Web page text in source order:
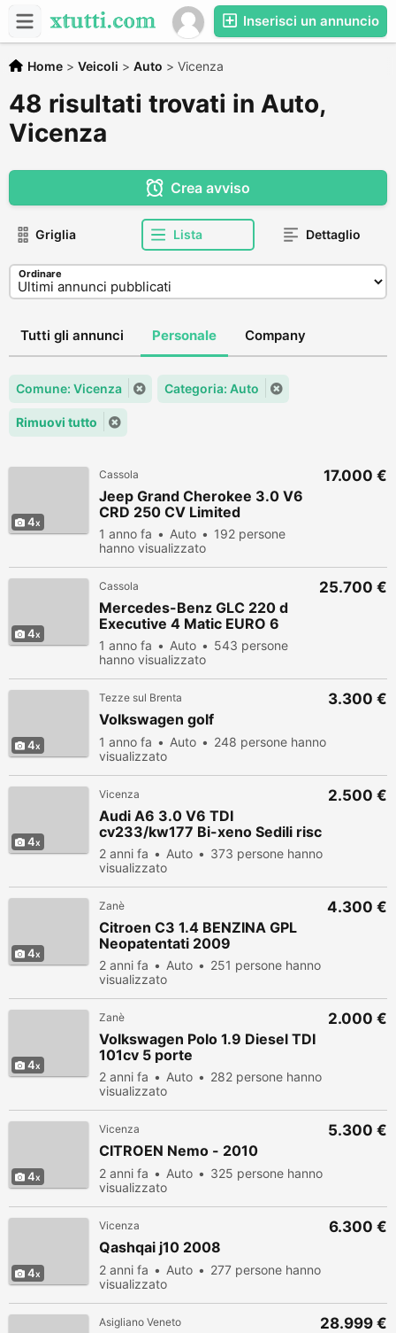
Inserisci un annuncio
Home > Veicoli > Auto > Vicenza
48 risultati trovati in Auto,
Vicenza
Crea avviso
Griglia Lista Dettaglio
Ordinare
Tutti gli annunci Personale Company
Comune: Vicenza Categoria: Auto
Rimuovi tutto
4
Cassola
Jeep Grand Cherokee 3.0 V6
CRD 250 CV Limited
1 anno fa Auto
192 persone
hanno visualizzato
17.000 €
4
Cassola
Mercedes-Benz GLC 220 d
Executive 4 Matic EURO 6
1 anno fa Auto
543 persone
hanno visualizzato
25.700 €
4
Tezze sul Brenta
Volkswagen golf
1 anno fa Auto
248 persone hanno
visualizzato
3.300 €
4
Vicenza
Audi A6 3.0 V6 TDI
cv233/kw177 Bi-xeno Sedili risc
2 anni fa Auto
373 persone hanno
visualizzato
2.500 €
4
Zanè
Citroen C3 1.4 BENZINA GPL
Neopatentati 2009
2 anni fa Auto
251 persone hanno
visualizzato
4.300 €
4
Zanè
Volkswagen Polo 1.9 Diesel TDI
101cv 5 porte
2 anni fa Auto
282 persone hanno
visualizzato
2.000 €
4
Vicenza
CITROEN Nemo - 2010
2 anni fa Auto
325 persone hanno
visualizzato
5.300 €
4
Vicenza
Qashqai j10 2008
2 anni fa Auto
277 persone hanno
visualizzato
6.300 €
Asigliano Veneto 28.999 €